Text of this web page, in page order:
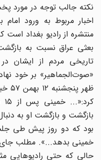
اخبار مربوط به ورود امام
منتشره از رادیو بغداد است
بعثی عراق نسبت به بازگشت
تاریخی مردم از ایشان در
«صوت‌الجماهیر» بر خود
ظهر
بازگشت و بازگشت او به
بود که دو روز پیش طی
خمینی بدهد...». مطلب جای
حالی که حتی رادیوهایی